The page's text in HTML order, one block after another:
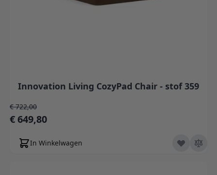
Innovation Living CozyPad Chair - stof 359
Speciale prijs
€ 649,80
Normale prijs
€ 722,00
In Winkelwagen